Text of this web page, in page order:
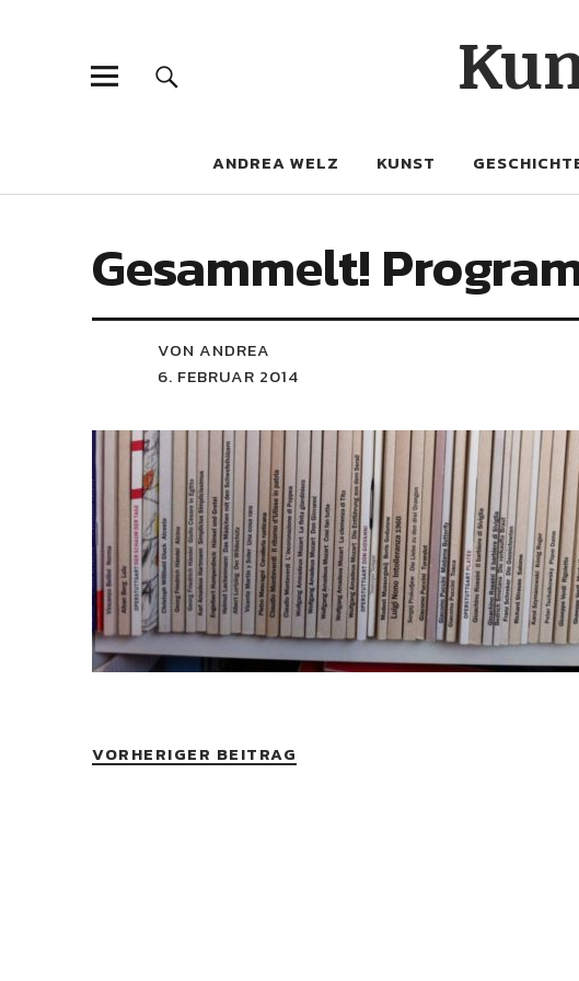
ANDREA WELZ KUNST
Gesammelt!
VON ANDREA
6. FEBRUAR 2014
VORHERIGER BEITRAG